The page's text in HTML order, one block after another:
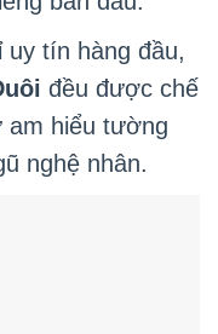
uy tín hàng đầu,
đều được chế
am hiểu tường
nghệ nhân.